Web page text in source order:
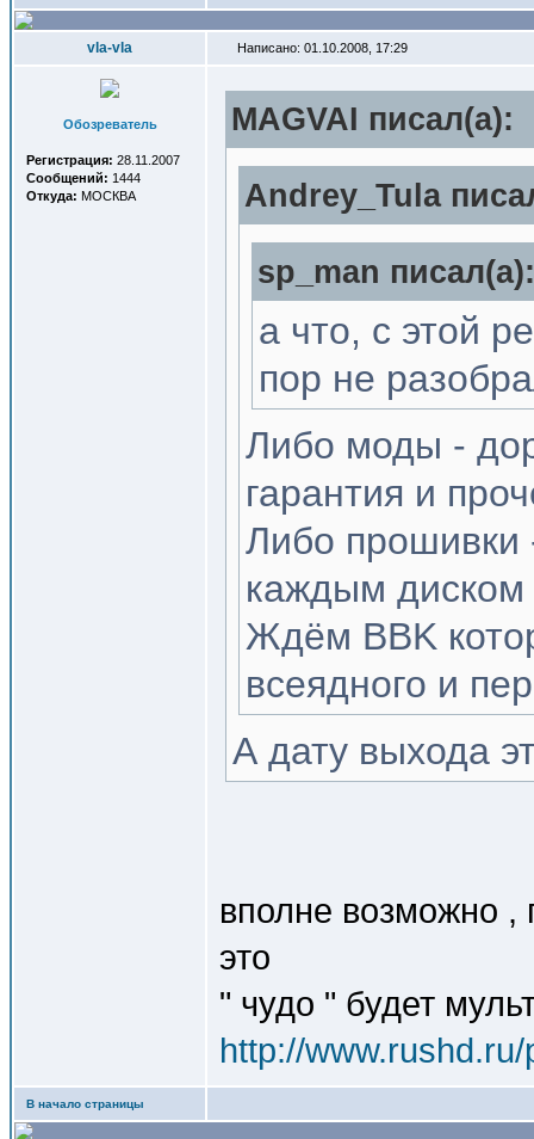
vla-vla Написано: 01.10.2008, 17:29
Обозреватель
Регистрация: 28.11.2007
Сообщений: 1444
Откуда: МОСКВА
MAGVAI писал(a):
Andrey_Tula
sp_man писал(a):
а что, с этой
пор не
Либо моды -
гарантия и
Либо прошивки
каждым диском
Ждём BBK
всеядного и
А дату выхода
вполне возможно
это
" чудо " будет
http://
В начало страницы